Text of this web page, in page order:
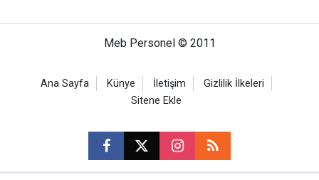
Meb Personel © 2011
Ana Sayfa Künye İletişim
Gizlilik İlkeleri
Sitene Ekle